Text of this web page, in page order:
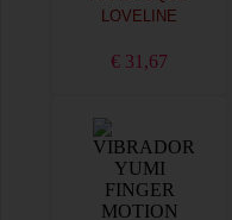
LOVELINE
€ 31,67